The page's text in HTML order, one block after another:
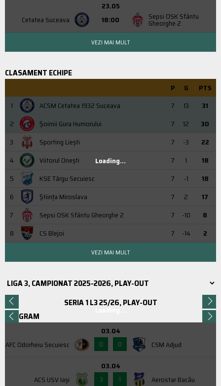
Cetatea Suceava
23.05
18:00
Sepsi OSK Sfântu
Gheorghe 2
VEZI MAI MULT
CLASAMENT ECHIPE
P G
PTS
1
ACSM Cetatea 1932 Suceava 7 13
31
2
Şoimii Gura Humorului 7 12
30
3
Sporting Liești 7 -3
22
4
Viitorul Onești 7 1
18
5
KSE Târgu Secuiesc 7 -1
18
6
Știința Miroslava 7 2
17
7
Sepsi OSK Sfântu Gheorghe 2 7 -10
8
8
CS Blejoi 7 -14 2
Loading...
VEZI MAI MULT
SERIA 1 L3 25/26, PLAY-OUT
PROGRAM
AFC Odorheiu Secuiesc
03.04
0
0 CSM Adjud
ACS USV Iaşi
03.04
3
1 Aerostar Bacău